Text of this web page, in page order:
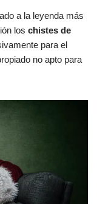
a la leyenda más
los chistes de
para el
no apto para